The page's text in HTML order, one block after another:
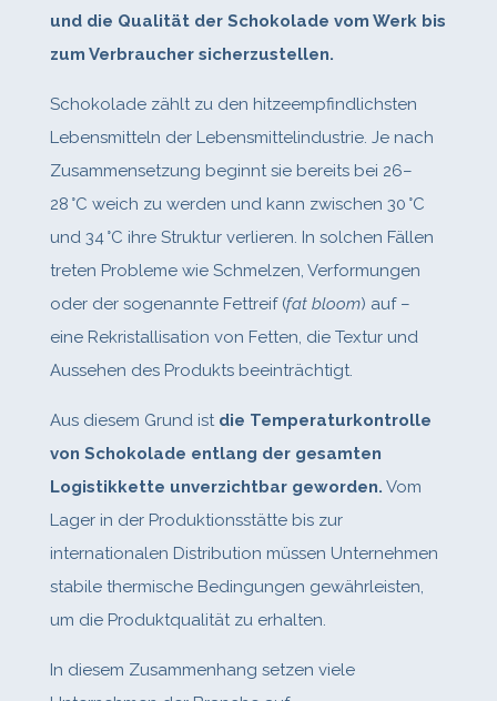
und die Qualität der Schokolade vom Werk bis
zum Verbraucher sicherzustellen.
Schokolade zählt zu den hitzeempfindlichsten
Lebensmitteln der Lebensmittelindustrie. Je nach
Zusammensetzung beginnt sie bereits bei 26–
28 °C weich zu werden und kann zwischen 30 °C
und 34 °C ihre Struktur verlieren. In solchen Fällen
treten Probleme wie Schmelzen, Verformungen
oder der sogenannte Fettreif (fat bloom) auf –
eine Rekristallisation von Fetten, die Textur und
Aussehen des Produkts beeinträchtigt.
Aus diesem Grund ist die Temperaturkontrolle
von Schokolade entlang der gesamten
Logistikkette unverzichtbar geworden. Vom
Lager in der Produktionsstätte bis zur
internationalen Distribution müssen Unternehmen
stabile thermische Bedingungen gewährleisten,
um die Produktqualität zu erhalten.
In diesem Zusammenhang setzen viele